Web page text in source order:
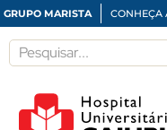
GRUPO MARISTA CONHEÇA